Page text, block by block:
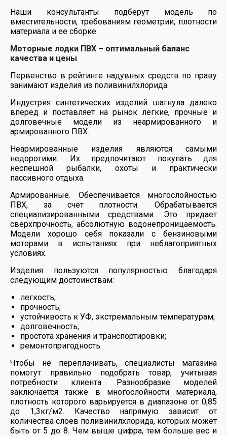
Наши консультанты подберут модель по
вместительности, требованиям геометрии, плотности
материала и ее сборке.
Моторные лодки ПВХ – оптимальный баланс
качества и цены
Первенство в рейтинге надувных средств по праву
занимают изделия из поливинилхлорида.
Индустрия синтетических изделий шагнула далеко
вперед и поставляет на рынок легкие, прочные и
долговечные модели из неармированного и
армированного ПВХ.
Неармированные изделия являются самыми
недорогими. Их предпочитают покупать для
неспешной рыбалки, охоты и практически
пассивного отдыха.
Армированные. Обеспечивается многослойностью
ПВХ, за счет плотности. Обрабатывается
специализированными средствами. Это придает
сверхпрочность, абсолютную водонепроницаемость.
Модели хорошо себя показали с бензиновыми
моторами в испытаниях при неблагоприятных
условиях.
Изделия пользуются популярностью благодаря
следующим достоинствам:
легкость;
прочность;
устойчивость к УФ, экстремальным температурам;
долговечность;
простота хранения и транспортировки;
ремонтопригодность.
Чтобы не переплачивать, специалисты магазина
помогут правильно подобрать товар, учитывая
потребности клиента. Разнообразие моделей
заключается также в многослойности материала,
плотность которого варьируется в диапазоне от 0,85
до 1,3кг/м2. Качество напрямую зависит от
количества слоев поливинилхлорида, которых может
быть от 5 до 8. Чем выше цифра, тем больше вес и